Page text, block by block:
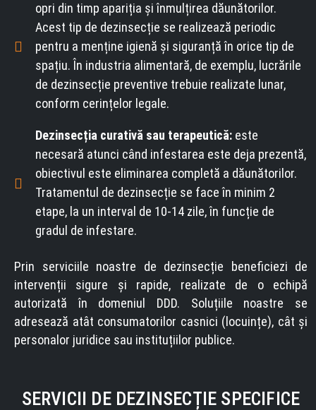
opri din timp apariția și înmulțirea dăunătorilor.
Acest tip de dezinsecție se realizează periodic
pentru a menține igienă și siguranță în orice tip de
spațiu. În industria alimentară, de exemplu, lucrările
de dezinsecție preventive trebuie realizate lunar,
conform cerințelor legale.
Dezinsecția curativă sau terapeutică: este
necesară atunci când infestarea este deja prezentă,
obiectivul este eliminarea completă a dăunătorilor.
Tratamentul de dezinsecție se face în minim 2
etape, la un interval de 10-14 zile, în funcție de
gradul de infestare.
Prin serviciile noastre de dezinsecție beneficiezi de
intervenții sigure și rapide, realizate de o echipă
autorizată în domeniul DDD. Soluțiile noastre se
adresează atât consumatorilor casnici (locuințe), cât și
personalor juridice sau instituțiilor publice.
SERVICII DE DEZINSECȚIE SPECIFICE